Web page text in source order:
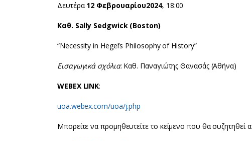
Δευτέρα 12 Φεβρουαρίου2024, 18:00
Καθ. Sally Sedgwick (Boston)
“Necessity in Hegel’s Philosophy of History”
Εισαγωγικά σχόλια: Καθ. Παναγιώτης Θανασάς (Αθήνα)
WEBEX LINK:
uoa.webex.com/uoa/j.php
Μπορείτε να προμηθευτείτε το κείμενο που θα